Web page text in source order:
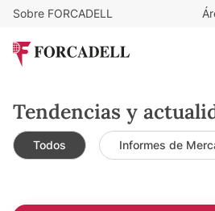
Sobre FORCADELL
Tendencias y
Todos Informes de